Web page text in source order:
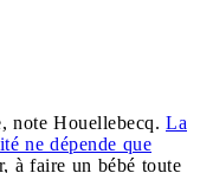
note Houellebecq. La
ne dépende que
à faire un bébé toute